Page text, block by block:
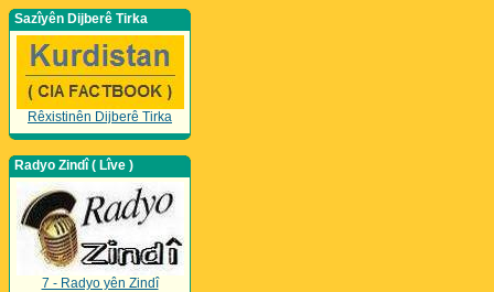
Sazîyên Dijberê Tirka
Rêxistinên Dijberê Tirka
Radyo Zindî ( Lîve )
7 - Radyo yên Zindî